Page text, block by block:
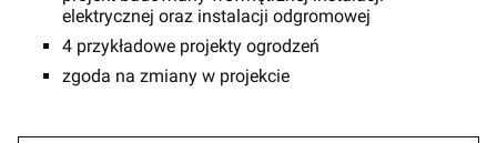
elektrycznej oraz instalacji odgromowej
4 przykładowe projekty ogrodzeń
zgoda na zmiany w projekcie